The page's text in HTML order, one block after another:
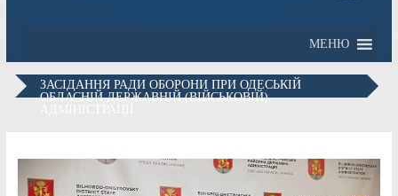
МЕНЮ
ЗАСІДАННЯ РАДИ ОБОРОНИ ПРИ ОДЕСЬКІЙ
ОБЛАСНІЙ ДЕРЖАВНІЙ (ВІЙСЬКОВІЙ)